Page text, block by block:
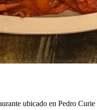
ubicado en Pedro Curie